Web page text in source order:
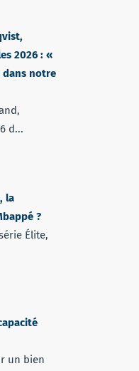
2026 : «
dans notre
d...
la
?
Élite,
un bien